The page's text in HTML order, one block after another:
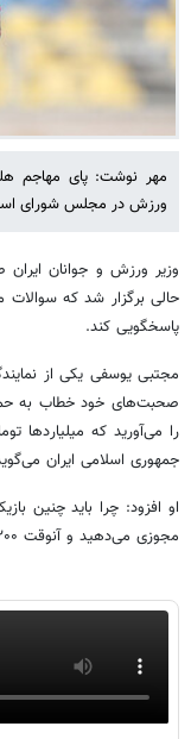
مهر نوشت: پای مهاجم
ورزش در مجلس شورای
وزیر ورزش و جوانان
حالی برگزار شد که سوالات
پاسخگویی کند.
مجتبی یوسفی یکی از
صحبت‌های خود خطاب به
را می‌آورید که میلیاردها
جمهوری اسلامی ایران
او افزود: چرا باید چنین
مجوزی می‌دهید و آنوقت ۲۰۰ میلیون تومان به یک رشته ورزشی دیگر ندادید.